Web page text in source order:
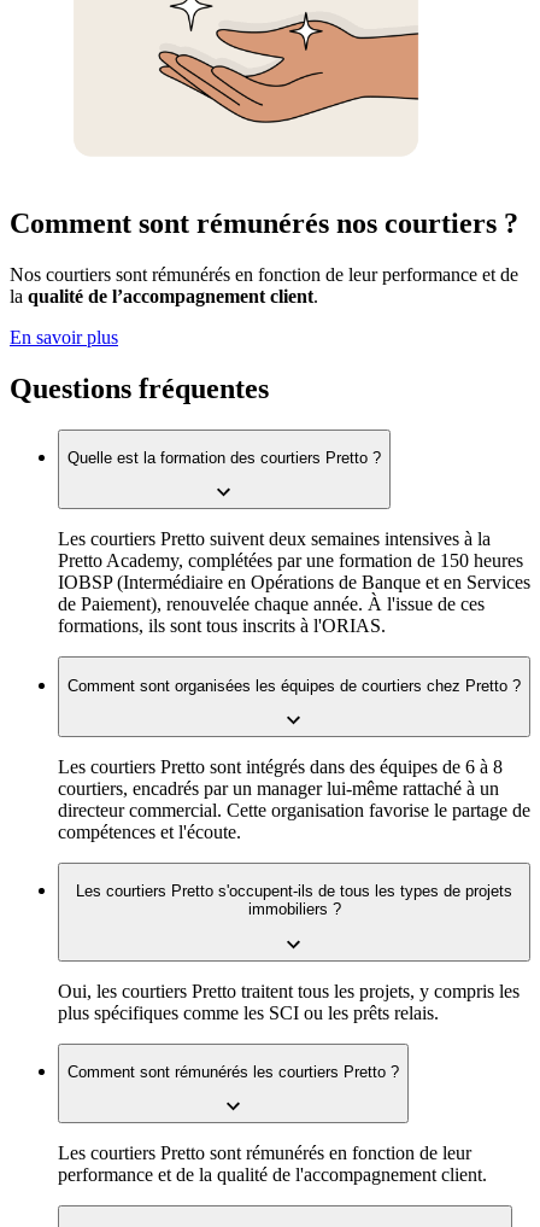
Comment sont rémunérés nos courtiers ?
Nos courtiers sont rémunérés en fonction de leur performance et de
la qualité de l’accompagnement client.
En savoir plus
Questions fréquentes
Quelle est la formation des courtiers Pretto ?
Les courtiers Pretto suivent deux semaines intensives à la
Pretto Academy, complétées par une formation de 150 heures
IOBSP (Intermédiaire en Opérations de Banque et en Services
de Paiement), renouvelée chaque année. À l'issue de ces
formations, ils sont tous inscrits à l'ORIAS.
Comment sont organisées les équipes de courtiers chez Pretto ?
Les courtiers Pretto sont intégrés dans des équipes de 6 à 8
courtiers, encadrés par un manager lui-même rattaché à un
directeur commercial. Cette organisation favorise le partage de
compétences et l'écoute.
Les courtiers Pretto s'occupent-ils de tous les types de projets
immobiliers ?
Oui, les courtiers Pretto traitent tous les projets, y compris les
plus spécifiques comme les SCI ou les prêts relais.
Comment sont rémunérés les courtiers Pretto ?
Les courtiers Pretto sont rémunérés en fonction de leur
performance et de la qualité de l'accompagnement client.